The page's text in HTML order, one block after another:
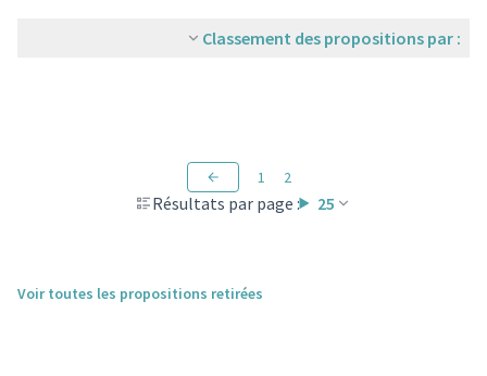
Classement des propositions par :
Résultats par page : 25
1 2
Voir toutes les propositions retirées